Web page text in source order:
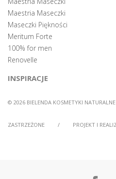
Maestria Maseczki
Maseczki Piękności
Meritum Forte
100% for men
Renovelle
INSPIRACJE
© 2026 BIELENDA KOSMETYKI
ZASTRZEŻONE / PROJEKT I